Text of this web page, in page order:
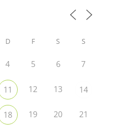
D F S S
4 5 6 7
11 12 13 14
18 19 20 21